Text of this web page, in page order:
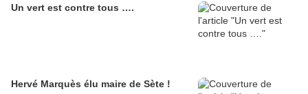
Un vert est contre tous ….
Hervé Marquès élu maire de Sète !